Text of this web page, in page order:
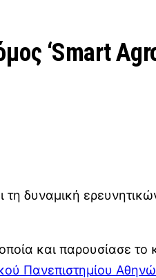
‘Smart
δυναμική
και παρουσίασε
Πανεπιστημίου